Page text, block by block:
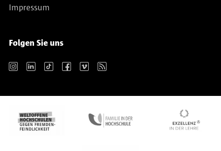
Impressum
Folgen Sie uns
Instagram LinkedIn TikTok Facebook Vimeo RSS